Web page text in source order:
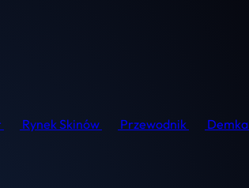
Rynek Skinów Przewodnik Demka